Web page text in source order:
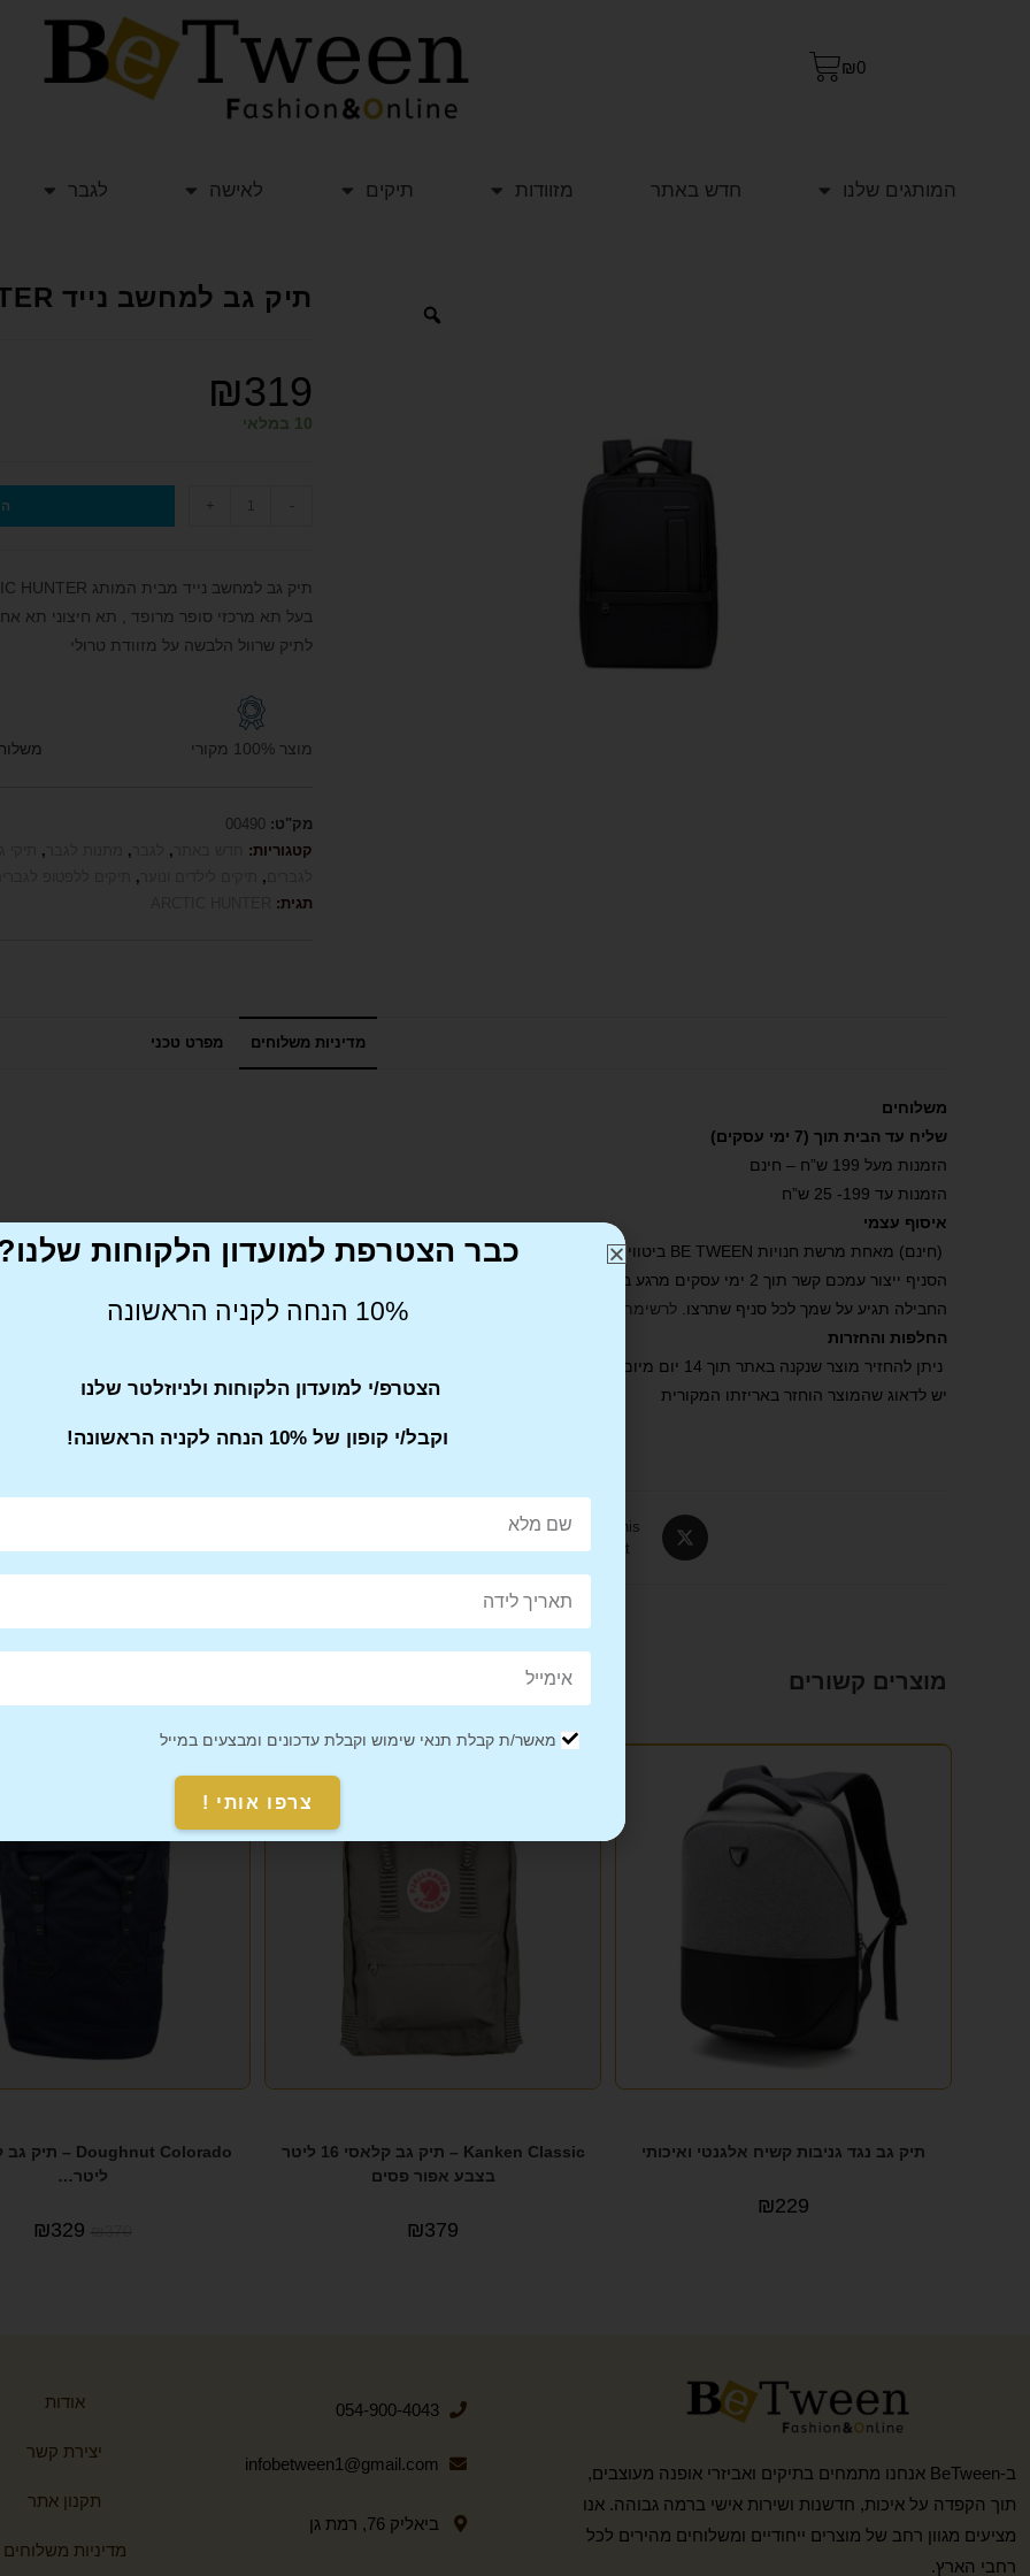
₪0
המותגים שלנו חדש באתר מזוודות תיקים לאישה לגבר
תיק גב למחשב נייד ARCTIC HUNTER
₪319
10 במלאי
-
+
תיק גב למחשב נייד מבית המותג ARCTIC HUNTER ארקטיק
בעל תא מרכזי סופר מרופד , תא חיצוני תא
לתיק שרוול הלבשה על מזוודת טרולי
מוצר 100% מקורי משלוח
מק"ט: 00490
קטגוריות:
,
,
,
,
,
תגית:
מדיניות משלוחים מפרט טכני
משלוחים
שליח עד הבית תוך (7 ימי עסקים)
הזמנות מעל 199 ש”ח – חינם
הזמנות עד 199- 25 ש”ח
איסוף עצמי
(חינם) מאחת מרשת חנויות BE TWEEN ביטווין .
הסניף ייצור עמכם קשר תוך 2 ימי עסקים מרגע ביצוע ההזמנה באתר ואישורה.
החבילה תגיע על שמך לכל סניף שתרצו. לרשימת הסניפים שלנו
החלפות והחזרות
ניתן להחזיר מוצר שנקנה באתר תוך 14 יום מיום קבלת הפריט.
יש לדאוג שהמוצר הוחזר באריזתו המקורית
Tweet This
Product
Facebook
Product
מוצרים קשורים
תיק גב נגד גניבות קשיח אלגנטי ואיכותי
₪229
Kanken Classic – תיק גב קלאסי 16 ליטר
בצבע אפור פסים
₪379
מבצע!
ליטר…
₪370
₪329
ב-BeTween אנחנו מתמחים בתיקים ואביזרי אופנה מעוצבים,
תוך הקפדה על איכות, חדשנות ושירות אישי ברמה גבוהה. אנו
מציעים מגוון רחב של מוצרים ייחודיים ומשלוחים מהירים לכל
רחבי הארץ.
054-900-4043
infobetween1@gmail.com
ביאליק 76, רמת גן
אודות
יצירת קשר
תקנון אתר
מדיניות משלוחים
כבר הצטרפת למועדון הלקוחות
10% הנחה לקניה הראשונה
הצטרפ/י למועדון הלקוחות ולניוזלטר שלנו
וקבל/י קופון של 10% הנחה לקניה הראשונה!
מאשר/ת קבלת תנאי שימוש וקבלת עדכונים ומבצעים במייל
צרפו אותי !